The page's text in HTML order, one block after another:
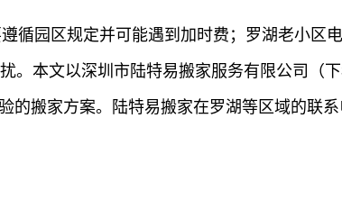
循园区规定并可能遇到加时费；罗湖老小区
。本文以深圳市陆特易搬家服务有限公司（
的搬家方案。陆特易搬家在罗湖等区域的联